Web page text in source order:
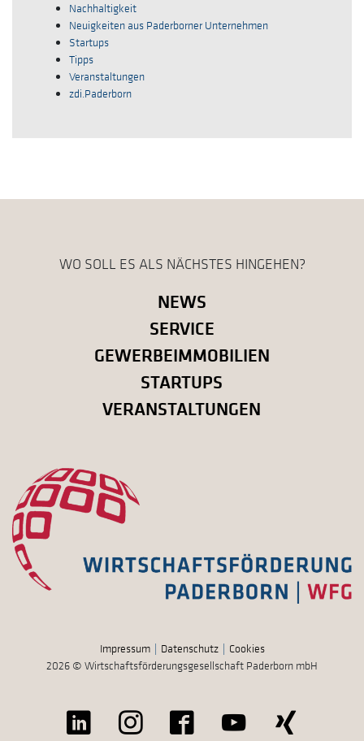
Nachhaltigkeit
Neuigkeiten aus Paderborner Unternehmen
Startups
Tipps
Veranstaltungen
zdi.Paderborn
WO SOLL ES ALS NÄCHSTES HINGEHEN?
NEWS
SERVICE
GEWERBEIMMOBILIEN
STARTUPS
VERANSTALTUNGEN
Impressum Datenschutz
Cookies
2026 © Wirtschaftsförderungsgesellschaft Paderborn mbH